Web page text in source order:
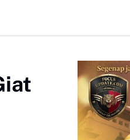
HGB Habis, Preman